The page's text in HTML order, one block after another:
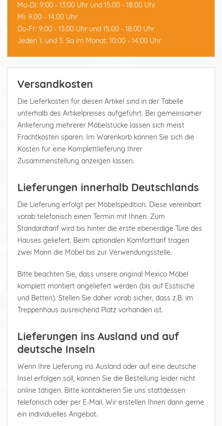
Mo-Di: 9:00 - 13:00 Uhr und 15:00 - 18:00 Uhr
Mi: 9:00 - 14:00 Uhr
Do-Fr: 9:00 - 13:00 Uhr und 15:00 - 18:00 Uhr
Jeden 1. und 3. Sa im Monat: 10:00 - 14:00 Uhr
Versandkosten
Die Lieferkosten für diesen Artikel sind in der Tabelle
unterhalb des Artikelpreises aufgeführt. Bei gemeinsamer
Anlieferung mehrerer Möbelstücke lassen sich meist
Frachtkosten sparen. Im Warenkorb können Sie sich die
Kosten für eine Komplettlieferung Ihrer
Zusammenstellung anzeigen lassen.
Lieferungen innerhalb Deutschlands
Die Lieferung erfolgt per Möbelspedition. Diese vereinbart
vorab telefonisch einen Termin mit Ihnen. Zum
Standardtarif wird bis hinter die erste ebenerdige Türe des
Hauses geliefert. Beim optionalen Komforttarif tragen
zwei Mann die Möbel bis zur Verwendungsstelle.
Bitte beachten Sie, dass unsere original Mexico Möbel
komplett montiert angeliefert werden (bis auf Esstische
und Betten). Stellen Sie daher vorab sicher, dass z.B. im
Treppenhaus ausreichend Platz vorhanden ist.
Lieferungen ins Ausland und auf
deutsche Inseln
Wenn Ihre Lieferung ins Ausland oder auf eine deutsche
Insel erfolgen soll, können Sie die Bestellung leider nicht
online tätigen. Bitte kontaktieren Sie uns stattdessen
telefonisch oder per E-Mail. Wir erstellen Ihnen dann gerne
ein individuelles Angebot.